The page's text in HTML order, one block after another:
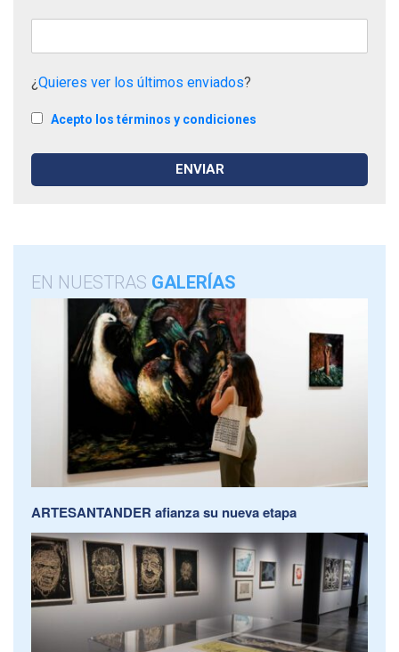
¿Quieres ver los últimos enviados?
Acepto los términos y condiciones
EN NUESTRAS GALERÍAS
ARTESANTANDER afianza su nueva etapa